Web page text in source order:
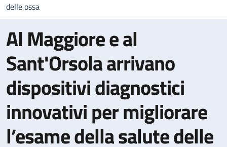
delle ossa
Al Maggiore e al
Sant'Orsola arrivano
dispositivi diagnostici
innovativi per migliorare
l’esame della salute delle